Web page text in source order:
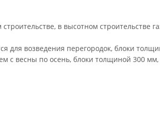
в высотном строительстве
для возведения перегородок, блоки
с весны по осень, блоки толщиной 300